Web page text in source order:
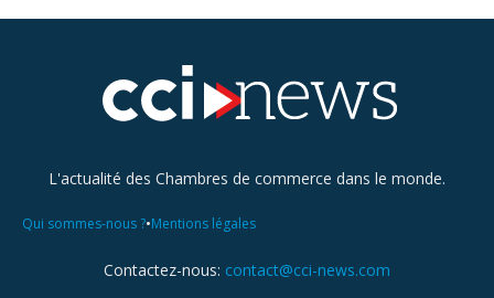
L'actualité des Chambres de commerce dans le monde.
Qui sommes-nous ?•Mentions légales
Contactez-nous: contact@cci-news.com